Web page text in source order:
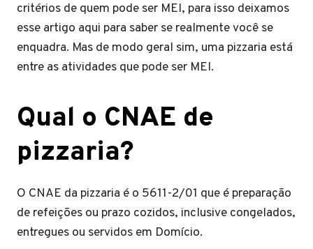
critérios de quem pode ser MEI, para isso deixamos
esse artigo aqui para saber se realmente você se
enquadra. Mas de modo geral sim, uma pizzaria está
entre as atividades que pode ser MEI.
Qual o CNAE de
pizzaria?
O CNAE da pizzaria é o 5611-2/01 que é preparação
de refeições ou prazo cozidos, inclusive congelados,
entregues ou servidos em Domício.